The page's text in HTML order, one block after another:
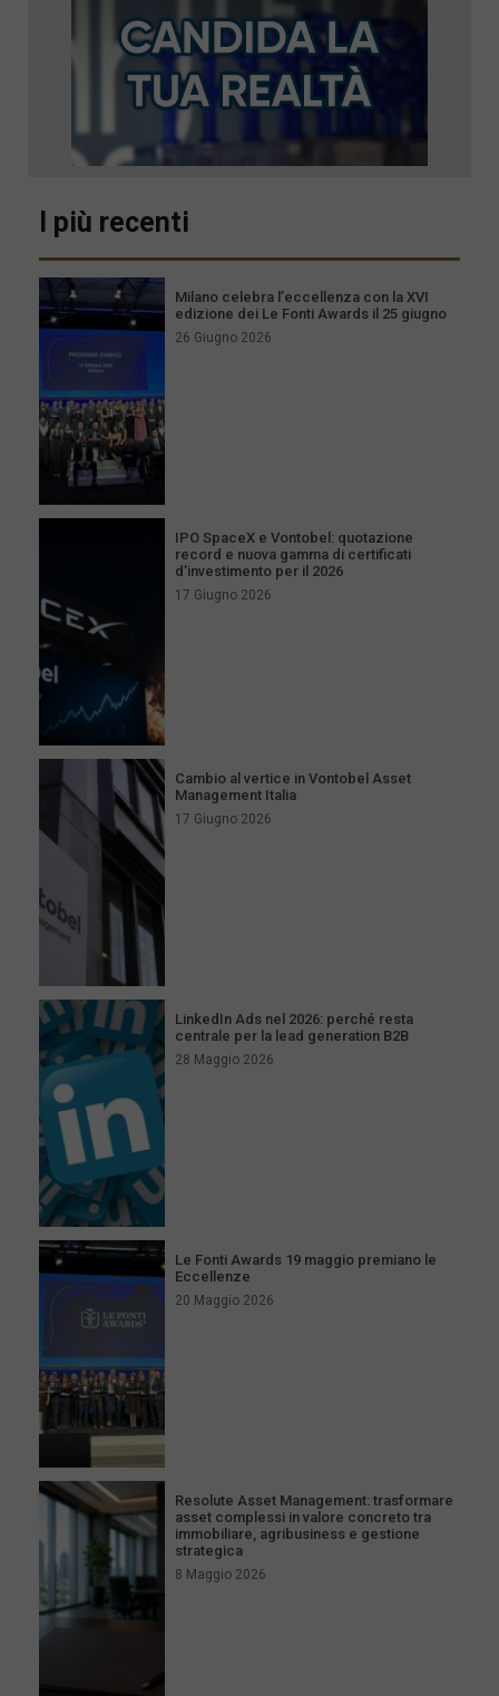
I più recenti
Milano celebra l’eccellenza con la XVI
edizione dei Le Fonti Awards il 25 giugno
26 Giugno 2026
IPO SpaceX e Vontobel: quotazione
record e nuova gamma di certificati
d’investimento per il 2026
17 Giugno 2026
Cambio al vertice in Vontobel Asset
Management Italia
17 Giugno 2026
LinkedIn Ads nel 2026: perché resta
centrale per la lead generation B2B
28 Maggio 2026
Le Fonti Awards 19 maggio premiano le
Eccellenze
20 Maggio 2026
Resolute Asset Management: trasformare
asset complessi in valore concreto tra
immobiliare, agribusiness e gestione
strategica
8 Maggio 2026